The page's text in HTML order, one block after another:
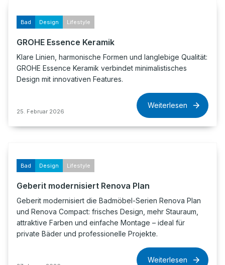
Bad Design Lifestyle
GROHE Essence Keramik
Klare Linien, harmonische Formen und langlebige Qualität:
GROHE Essence Keramik verbindet minimalistisches
Design mit innovativen Features.
25. Februar 2026
Weiterlesen
Bad Design Lifestyle
Geberit modernisiert Renova Plan
Geberit modernisiert die Badmöbel-Serien Renova Plan
und Renova Compact: frisches Design, mehr Stauraum,
attraktive Farben und einfache Montage – ideal für
private Bäder und professionelle Projekte.
Weiterlesen